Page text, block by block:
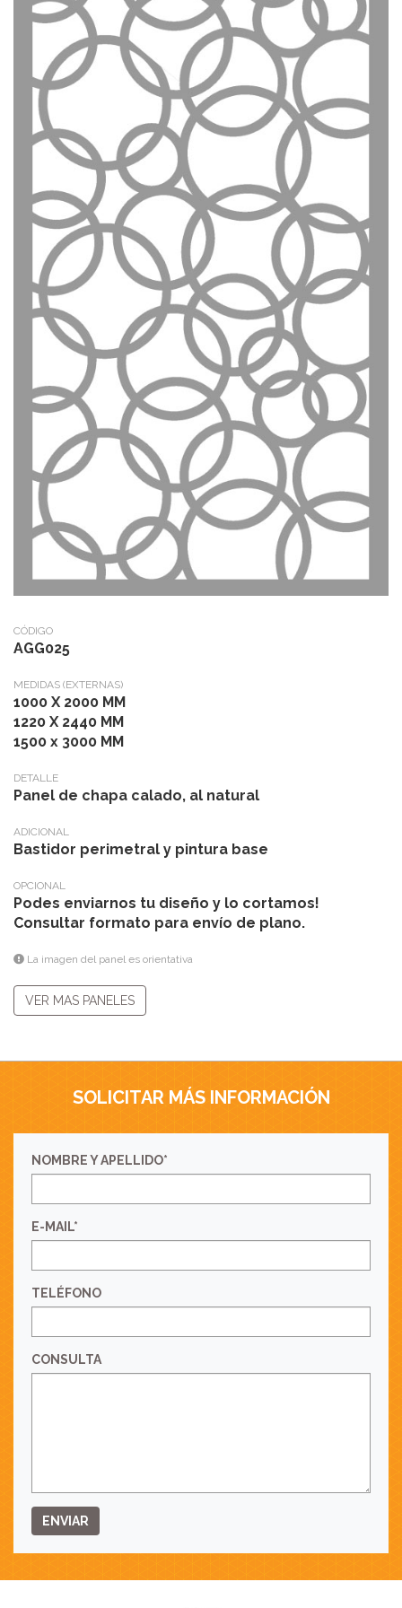
CÓDIGO
AGG025
MEDIDAS (EXTERNAS)
1000 X 2000 MM
1220 X 2440 MM
1500 x 3000 MM
DETALLE
Panel de chapa calado, al natural
ADICIONAL
Bastidor perimetral y pintura base
OPCIONAL
Podes enviarnos tu diseño y lo cortamos!
Consultar formato para envío de plano.
La imagen del panel es orientativa
VER MAS PANELES
SOLICITAR MÁS INFORMACIÓN
NOMBRE Y APELLIDO*
E-MAIL*
TELÉFONO
CONSULTA